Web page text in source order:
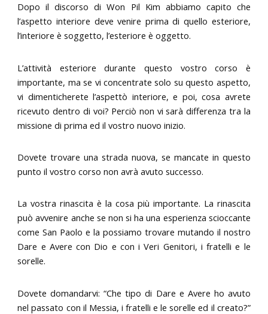
Dopo il discorso di Won Pil Kim abbiamo capito che
l’aspetto interiore deve venire prima di quello esteriore,
l’interiore è soggetto, l’esteriore è oggetto.
L’attività esteriore durante questo vostro corso è
importante, ma se vi concentrate solo su questo aspetto,
vi dimenticherete l’aspettò interiore, e poi, cosa avrete
ricevuto dentro di voi? Perciò non vi sarà differenza tra la
missione di prima ed il vostro nuovo inizio.
Dovete trovare una strada nuova, se mancate in questo
punto il vostro corso non avrà avuto successo.
La vostra rinascita è la cosa più importante. La rinascita
può avvenire anche se non si ha una esperienza scioccante
come San Paolo e la possiamo trovare mutando il nostro
Dare e Avere con Dio e con i Veri Genitori, i fratelli e le
sorelle.
Dovete domandarvi: “Che tipo di Dare e Avere ho avuto
nel passato con il Messia, i fratelli e le sorelle ed il creato?”